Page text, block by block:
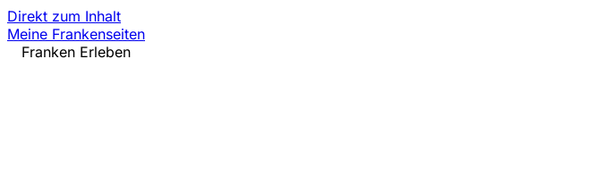
Direkt zum Inhalt
Meine Frankenseiten
Franken Erleben